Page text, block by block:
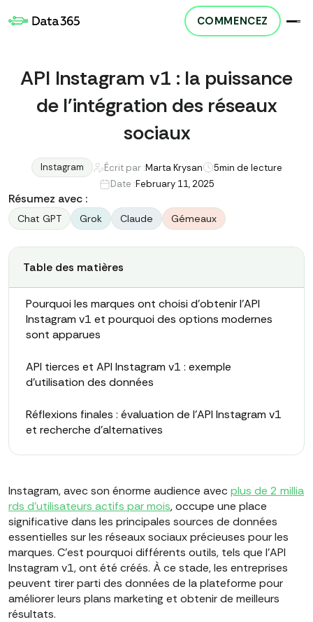
COMMENCEZ
API Instagram v1 : la puissance
de l'intégration des réseaux
sociaux
Instagram Écrit par :Marta Krysan 5min de lecture
Date :February 11, 2025
Résumez avec :
Chat GPT Grok Claude Gémeaux
Table des matières
Pourquoi les marques ont choisi d'obtenir l'API
Instagram v1 et pourquoi des options modernes
sont apparues
API tierces et API Instagram v1 : exemple
d'utilisation des données
Réflexions finales : évaluation de l'API Instagram v1
et recherche d'alternatives
Instagram, avec son énorme audience avecplus de 2 millia
rds d'utilisateurs actifs par mois, occupe une place
significative dans les principales sources de données
essentielles sur les réseaux sociaux précieuses pour les
marques. C'est pourquoi différents outils, tels que l'API
Instagram v1, ont été créés. À ce stade, les entreprises
peuvent tirer parti des données de la plateforme pour
améliorer leurs plans marketing et obtenir de meilleurs
résultats.